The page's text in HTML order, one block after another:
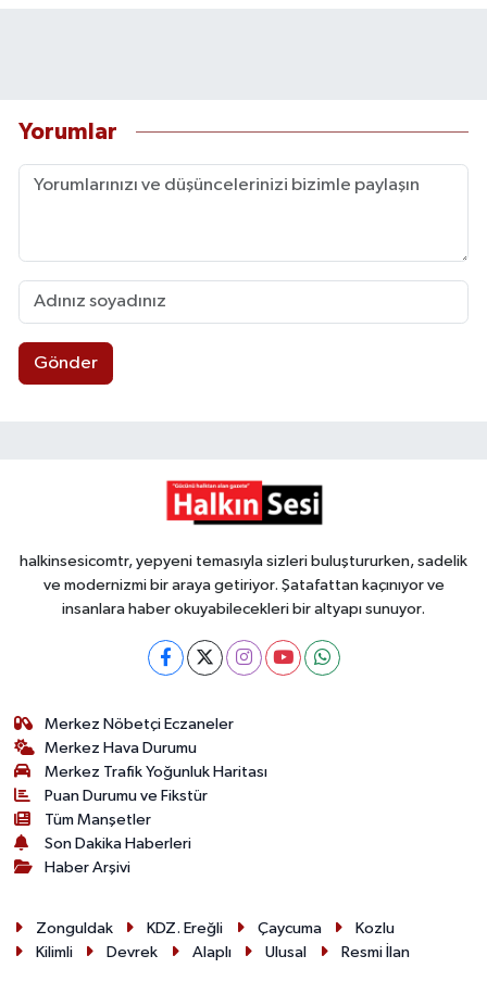
Yorumlar
Gönder
halkinsesicomtr, yepyeni temasıyla sizleri buluştururken, sadelik
ve modernizmi bir araya getiriyor. Şatafattan kaçınıyor ve
insanlara haber okuyabilecekleri bir altyapı sunuyor.
Merkez Nöbetçi Eczaneler
Merkez Hava Durumu
Merkez Trafik Yoğunluk Haritası
Puan Durumu ve Fikstür
Tüm Manşetler
Son Dakika Haberleri
Haber Arşivi
Zonguldak KDZ. Ereğli Çaycuma
Kozlu
Kilimli
Devrek Alaplı Ulusal Resmi İlan